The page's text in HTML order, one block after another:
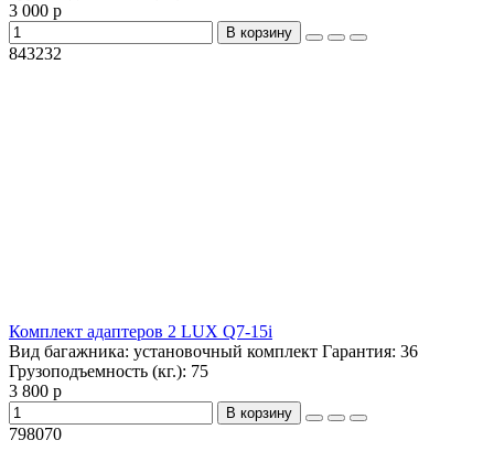
3 000 р
В корзину
843232
Комплект адаптеров 2 LUX Q7-15i
Вид багажника: установочный комплект Гарантия: 36
Грузоподъемность (кг.): 75
3 800 р
В корзину
798070